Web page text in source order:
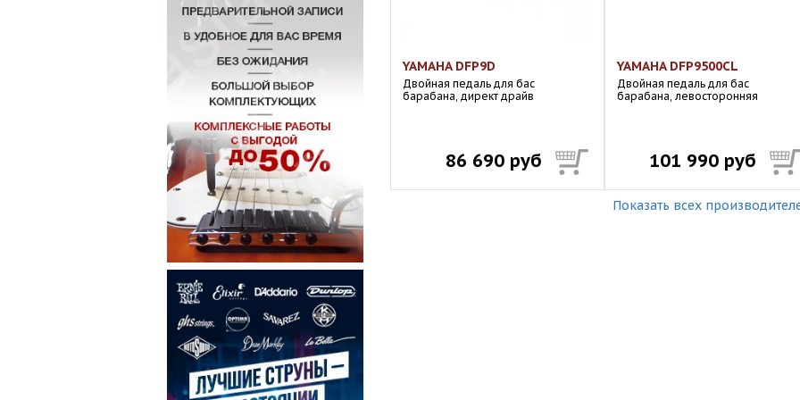
YAMAHA DFP9D
Двойная педаль для бас
барабана, директ драйв
86 690 руб
YAMAHA DFP9500CL
Двойная педаль для бас
барабана, левосторонняя
101 990 руб
Показать всех